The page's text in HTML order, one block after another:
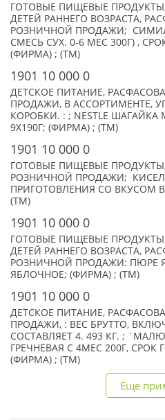
ГОТОВЫЕ ПИЩЕВЫЕ
ДЕТЕЙ РАННЕГО ВОЗРАСТА,
РОЗНИЧНОЙ ПРОДАЖИ;
СМЕСЬ СУХ. 0-6 МЕС 300Г) ,
(ФИРМА) ; (TM)
1901 10 000 0
ДЕТСКОЕ ПИТАНИЕ,
ПРОДАЖИ, В АССОРТИМЕНТЕ,
КОРОБКИ. : ; NESTLE
9X190Г; (ФИРМА) ; (TM)
1901 10 000 0
ГОТОВЫЕ ПИЩЕВЫЕ
РОЗНИЧНОЙ ПРОДАЖИ;
ПРИГОТОВЛЕНИЯ СО ВКУСОМ
(TM)
1901 10 000 0
ГОТОВЫЕ ПИЩЕВЫЕ
ДЕТЕЙ РАННЕГО ВОЗРАСТА,
РОЗНИЧНОЙ ПРОДАЖИ: ПЮРЕ
ЯБЛОЧНОЕ; (ФИРМА) ; (TM)
1901 10 000 0
ДЕТСКОЕ ПИТАНИЕ,
ПРОДАЖИ, : ВЕС БРУТТО,
СОСТАВЛЯЕТ 4. 493 КГ. ;
ГРЕЧНЕВАЯ С 4МЕС 200Г, СРОК
(ФИРМА) ; (TM)
Еще